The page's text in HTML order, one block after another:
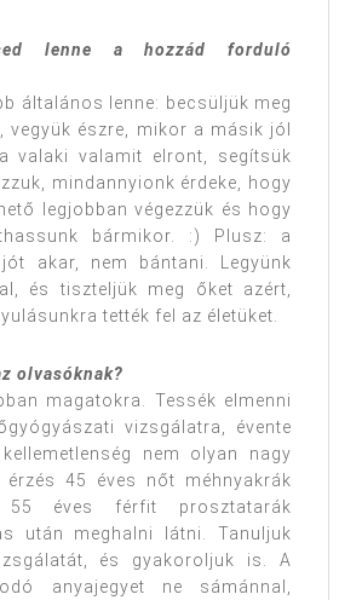
lenne a hozzád forduló
általános lenne: becsüljük meg
vegyük észre, mikor a másik jól
valaki valamit elront, segítsük
mindannyionk érdeke, hogy
legjobban végezzük és hogy
bármikor. :) Plusz: a
akar, nem bántani. Legyünk
és tiszteljük meg őket azért,
tették fel az életüket.
olvasóknak?
magatokra. Tessék elmenni
vizsgálatra, évente
nem olyan nagy
45 éves nőt méhnyakrák
55 éves férfit prosztatarák
után meghalni látni. Tanuljuk
és gyakoroljuk is. A
anyajegyet ne sámánnal,